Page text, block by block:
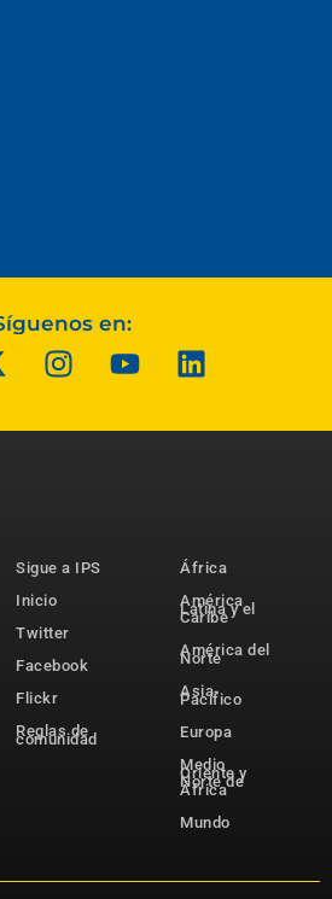
en:
Sigue a IPS
Inicio
Twitter
Facebook
Flickr
Reglas de
comunidad
África
América
Latina y el
Caribe
América del
Norte
Asia-
Pacífico
Europa
Medio
Oriente y
Norte de
África
Mundo